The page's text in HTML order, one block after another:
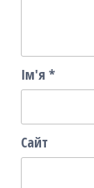
Ім'я *
Сайт